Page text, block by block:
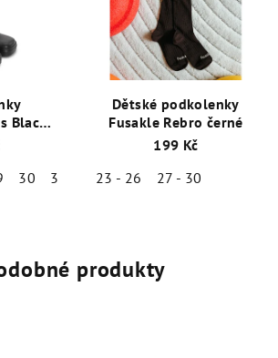
Black
30 31 34 35
Dětské podkolenky
Fusakle Rebro černé
199 Kč
23 - 26
27 - 30
produkty